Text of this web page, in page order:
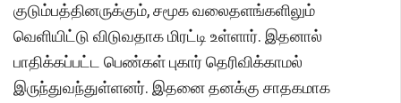
குடும்பத்தினருக்கும், சமூக வலைதளங்களிலும்
வெளியிட்டு விடுவதாக மிரட்டி உள்ளார். இதனால்
பாதிக்கப்பட்ட பெண்கள் புகார் தெரிவிக்காமல்
இருந்துவந்துள்ளனர். இதனை தனக்கு சாதகமாக